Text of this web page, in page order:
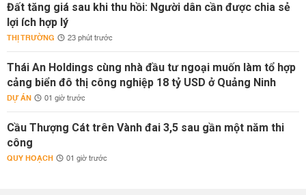
Đất tăng giá sau khi thu hồi: Người dân cần được chia sẻ
lợi ích hợp lý
THỊ TRƯỜNG 23 phút trước
Thái An Holdings cùng nhà đầu tư ngoại muốn làm tổ hợp
cảng biển đô thị công nghiệp 18 tỷ USD ở Quảng Ninh
DỰ ÁN 01 giờ trước
Cầu Thượng Cát trên Vành đai 3,5 sau gần một năm thi
công
QUY HOẠCH 01 giờ trước